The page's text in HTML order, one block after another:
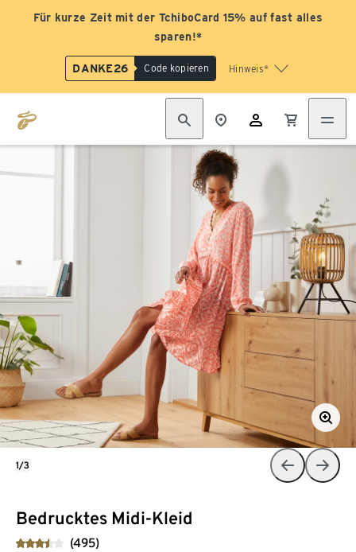
Für kurze Zeit mit der TchiboCard 15% auf fast alles
sparen!*
DANKE26 Code kopieren Hinweis*
Bedrucktes Midi-Kleid
(495)
1/3